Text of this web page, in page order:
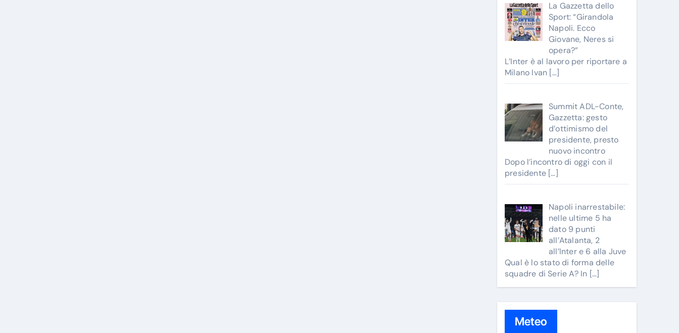
La Gazzetta dello
Sport: “Girandola
Napoli. Ecco
Giovane, Neres si
opera?”
L’Inter è al lavoro per riportare a
Milano Ivan […]
Summit ADL-Conte,
Gazzetta: gesto
d’ottimismo del
presidente, presto
nuovo incontro
Dopo l’incontro di oggi con il
presidente […]
Napoli inarrestabile:
nelle ultime 5 ha
dato 9 punti
all’Atalanta, 2
all’Inter e 6 alla Juve
Qual è lo stato di forma delle
squadre di Serie A? In […]
Meteo